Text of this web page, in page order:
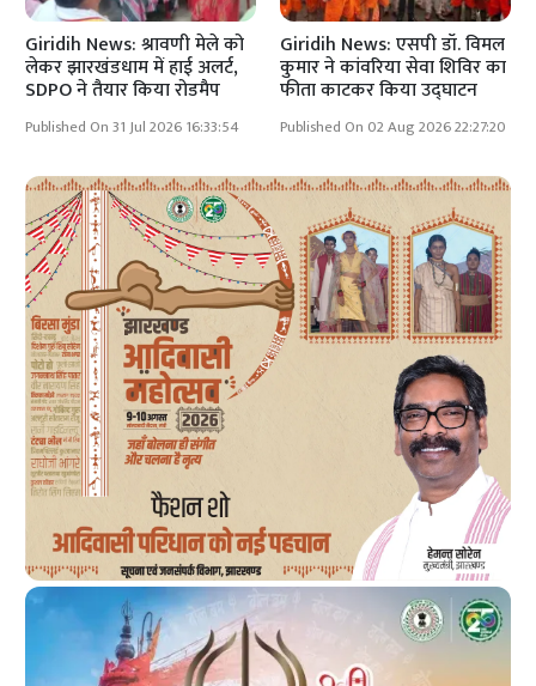
Giridih News: श्रावणी मेले को
लेकर झारखंडधाम में हाई अलर्ट,
SDPO ने तैयार किया रोडमैप
Published On 31 Jul 2026 16:33:54
Giridih News: एसपी डॉ. विमल
कुमार ने कांवरिया सेवा शिविर का
फीता काटकर किया उद्घाटन
Published On 02 Aug 2026 22:27:20